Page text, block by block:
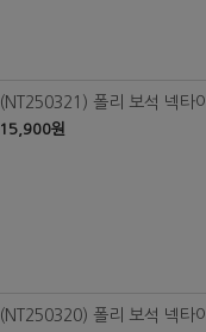
(NT250321) 폴리 보석 넥타이
15,900원
(NT250320) 폴리 보석 넥타이